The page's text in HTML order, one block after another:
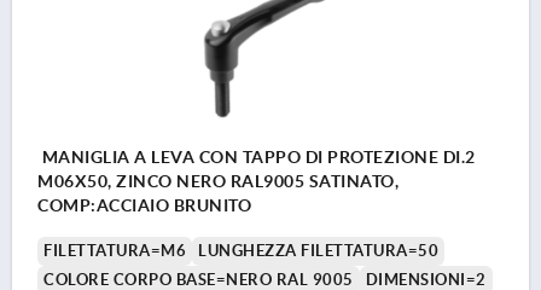
MANIGLIA A LEVA CON TAPPO DI PROTEZIONE DI.2
M06X50, ZINCO NERO RAL9005 SATINATO,
COMP:ACCIAIO BRUNITO
FILETTATURA=M6
LUNGHEZZA FILETTATURA=50
COLORE CORPO BASE=NERO RAL 9005
DIMENSIONI=2